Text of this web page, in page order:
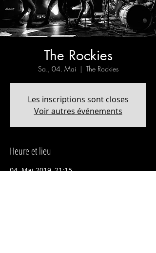
The Rockies
Sa., 04. Mai
  |
The Rockies
Les inscriptions sont closes
Voir autres événements
Heure et lieu
04. Mai 2019, 21:15